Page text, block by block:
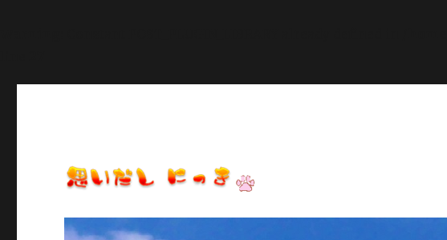
思いだし にっき